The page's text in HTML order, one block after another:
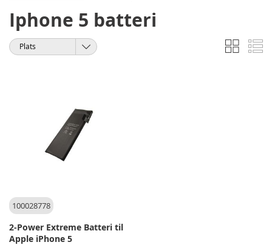
Iphone 5 batteri
Visa
som
Rutnät
Sortera
100028778
2-Power Extreme Batteri til
Apple iPhone 5